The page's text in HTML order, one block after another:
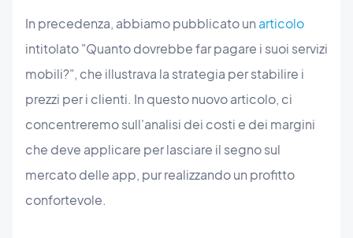
In precedenza, abbiamo pubblicato un articolo
intitolato "Quanto dovrebbe far pagare i suoi servizi
mobili?", che illustrava la strategia per stabilire i
prezzi per i clienti. In questo nuovo articolo, ci
concentreremo sull'analisi dei costi e dei margini
che deve applicare per lasciare il segno sul
mercato delle app, pur realizzando un profitto
confortevole.